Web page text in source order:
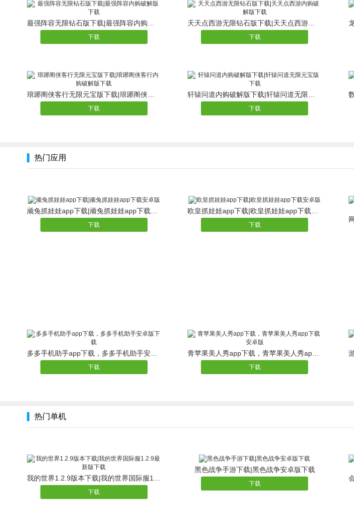
最强阵容无限钻石版下载|最强阵容内购破解版下载
下载
天天点西游无限钻石版下载|天天点西游内购破解版下载
下载
琅琊阁侠客行无限元宝版下载|琅琊阁侠客行内购破解版下载
下载 下载
热门应用
下载 下载
多多手机助手app下载，多多手机助手安卓版下载
下载 下载
热门单机
下载
黑色战争手游下载|黑色战争安卓版下载
下载